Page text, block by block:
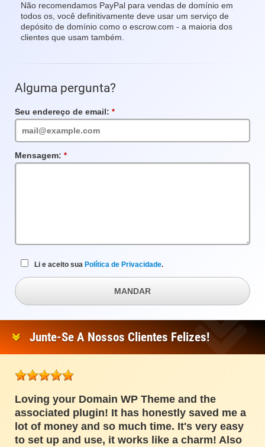
Não recomendamos PayPal para vendas de domínio em
todos os, você definitivamente deve usar um serviço de
depósito de domínio como o escrow.com - a maioria dos
clientes que usam também.
Alguma pergunta?
Seu endereço de email:
obrigatório
Mensagem:
obrigatório
Li e aceito sua Política de Privacidade.
MANDAR
Junte-Se A Nossos Clientes Felizes!
Loving your Domain WP Theme and the
associated plugin! It has honestly saved me a
lot of money and so much time. It's very easy
to set up and use, it works like a charm! Also